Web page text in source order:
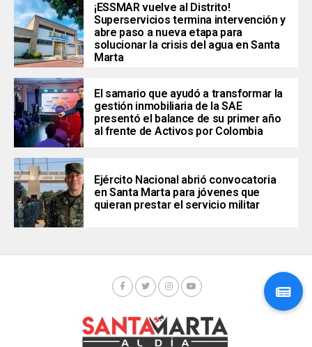
¡ESSMAR vuelve al Distrito!
Superservicios termina intervención y
abre paso a nueva etapa para
solucionar la crisis del agua en Santa
Marta
El samario que ayudó a transformar la
gestión inmobiliaria de la SAE
presentó el balance de su primer año
al frente de Activos por Colombia
Ejército Nacional abrió convocatoria
en Santa Marta para jóvenes que
quieran prestar el servicio militar